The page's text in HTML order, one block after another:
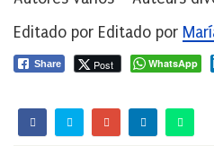
Editado por Editado por
Share Post WhatsApp